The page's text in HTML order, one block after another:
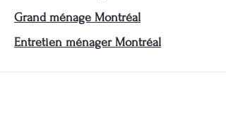
Grand ménage Montréal
Entretien ménager Montréal